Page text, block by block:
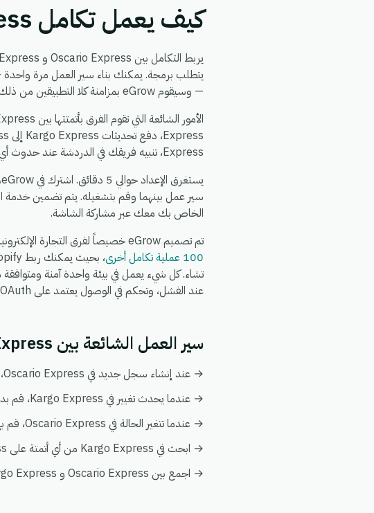
كيف يعمل تكامل Oscario Express + Kargo Express
يربط التكامل بين Oscario Express و Kargo Express بين
— وسيقوم eGrow بمزامنة كلا التطبيقين من ذلك الحين فصاعداً، في الوقت الفعلي، دون الحاجة إلى مطورين.
Express، تنبيه فريقك في الدردشة عند حدوث أي خلل، وتوحيد بيانات العملاء بحيث يرى كلا النظامين نفس مصدر البيانات الموثوق.
سير عمل بينهما وقم بتشغيله. يتم تضمين خدمة
الخاص بك معك عبر مشاركة الشاشة.
تم تصميم eGrow خصيصاً لفرق التجارة الإلكترونية والعمليات: يعمل تكامل Oscario Express + Kargo Express جنباً إلى جنب مع
100 عملية تكامل أخرى
عند الفشل، وتحكم في الوصول يعتمد على OAuth.
سير العمل الشائعة بين Oscario Express و Kargo Express
→ عند إنشاء سجل جديد في Oscario Express، قم بإنشاء أو تحديث السجل المطابق تلقائياً في Kargo Express.
→ عندما يحدث تغيير في Kargo Express، قم بدفع التحديث إلى Oscario Express ليبقى كلا النظامين متزامنين.
→ عندما تتغير الحالة في Oscario Express، قم بإخطار فريقك وبتفعيل إجراء متابعة في Kargo Express.
→ ابحث في Kargo Express من أي أتمتة على Oscario Express لإثراء البيانات فورياً دون الحاجة إلى عمليات بحث يدوية.
→ اجمع بين Oscario Express و Kargo Express في عرض عميل واحد ضمن تحليلات eGrow لتبقى التقارير موحدة.